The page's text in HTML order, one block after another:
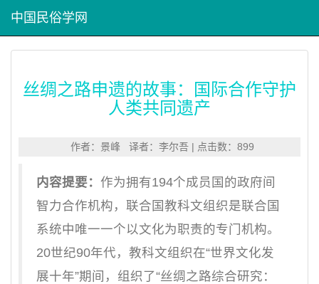
中国民俗学网
丝绸之路申遗的故事：国际合作守护
人类共同遗产
作者：景峰 译者：李尔吾 | 点击数：899
内容提要： 作为拥有194个成员国的政府间
智力合作机构，联合国教科文组织是联合国
系统中唯一一个以文化为职责的专门机构。
20世纪90年代，教科文组织在“世界文化发
展十年”期间，组织了“丝绸之路综合研究：